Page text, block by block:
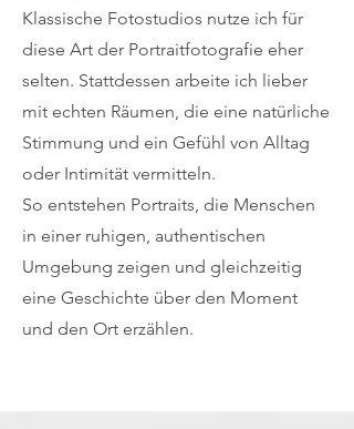
Klassische Fotostudios nutze ich für
diese Art der Portraitfotografie eher
selten. Stattdessen arbeite ich lieber
mit echten Räumen, die eine natürliche
Stimmung und ein Gefühl von Alltag
oder Intimität vermitteln.
So entstehen Portraits, die Menschen
in einer ruhigen, authentischen
Umgebung zeigen und gleichzeitig
eine Geschichte über den Moment
und den Ort erzählen.